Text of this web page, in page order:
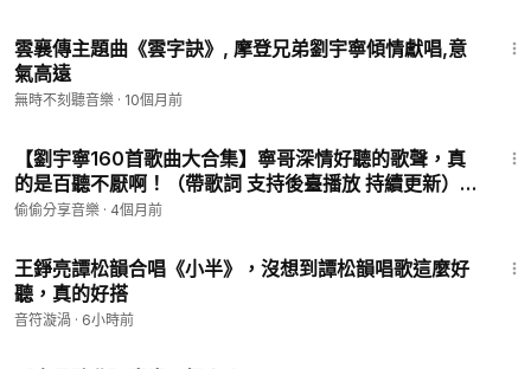
雲襄傳主題曲《雲字訣》, 摩登兄弟劉宇寧傾情獻唱,意
氣高遠
無時不刻聽音樂 · 10個月前
【劉宇寧160首歌曲大合集】寧哥深情好聽的歌聲，真
的是百聽不厭啊！（帶歌詞 支持後臺播放 持續更新）
P164 - Fall In Love
偷偷分享音樂 · 4個月前
王錚亮譚松韻合唱《小半》，沒想到譚松韻唱歌這麼好
聽，真的好搭
音符漩渦 · 6小時前